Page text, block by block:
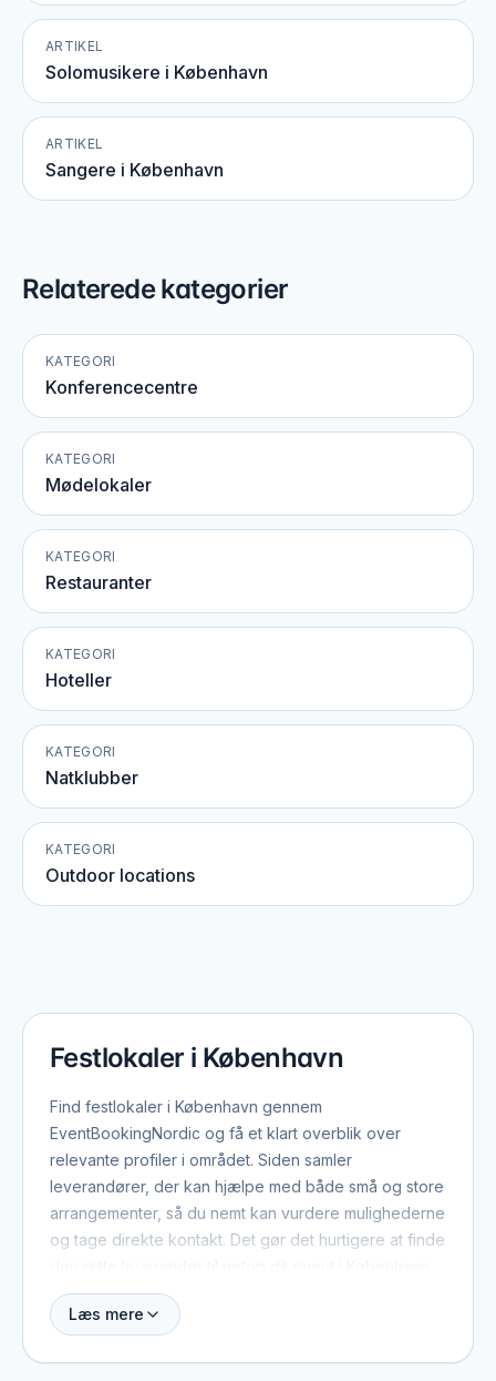
ARTIKEL
Solomusikere i København
ARTIKEL
Sangere i København
Relaterede kategorier
KATEGORI
Konferencecentre
KATEGORI
Mødelokaler
KATEGORI
Restauranter
KATEGORI
Hoteller
KATEGORI
Natklubber
KATEGORI
Outdoor locations
Festlokaler i København
Find festlokaler i København gennem
EventBookingNordic og få et klart overblik over
relevante profiler i området. Siden samler
leverandører, der kan hjælpe med både små og store
arrangementer, så du nemt kan vurdere mulighederne
og tage direkte kontakt. Det gør det hurtigere at finde
Når du booker festlokaler i København, er der typisk
Læs mere